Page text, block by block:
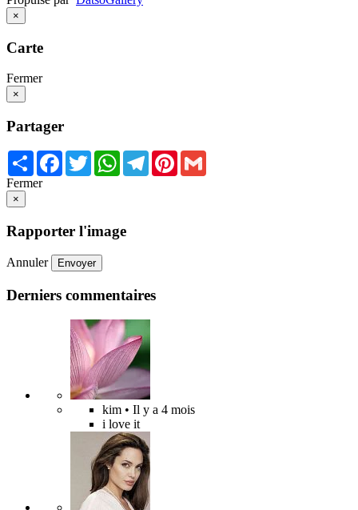
×
Carte
Fermer
×
Partager
Share Facebook
TwitterWhatsApp
TelegramPinterest
Fermer
×
Rapporter l'image
Annuler Envoyer
Derniers commentaires
kim • Il y a 4 mois
i love it